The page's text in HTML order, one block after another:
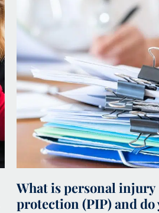
What is personal injury
protection (PIP) and do